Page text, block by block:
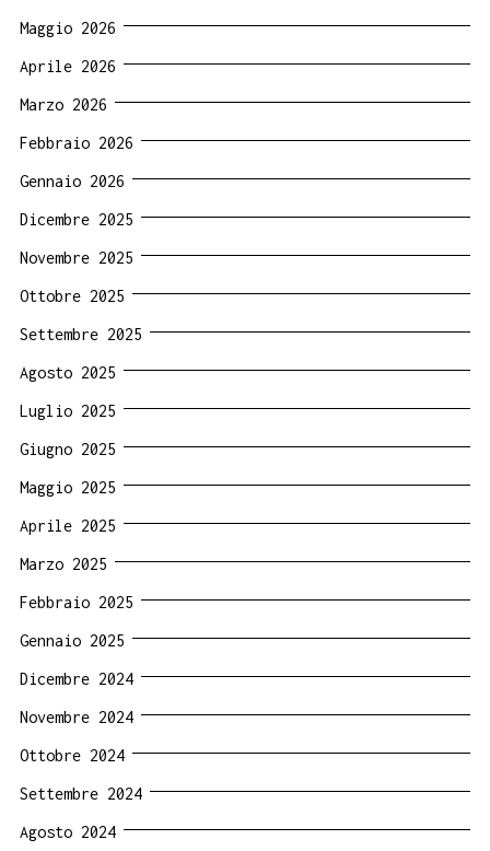
Maggio 2026
Aprile 2026
Marzo 2026
Febbraio 2026
Gennaio 2026
Dicembre 2025
Novembre 2025
Ottobre 2025
Settembre 2025
Agosto 2025
Luglio 2025
Giugno 2025
Maggio 2025
Aprile 2025
Marzo 2025
Febbraio 2025
Gennaio 2025
Dicembre 2024
Novembre 2024
Ottobre 2024
Settembre 2024
Agosto 2024